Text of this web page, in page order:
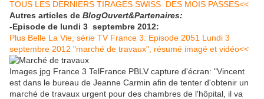
TOUS LES DERNIERS TIRAGES SWISS DES MOIS PASSES<<
Autres articles de BlogOuvert&Partenaires:
-Episode de lundi 3 septembre 2012:
Plus Belle La Vie, série TV France 3: Episode 2051 Lundi 3
septembre 2012 "marché de travaux", résumé imagé et vidéo<<
Images jpg France 3 TelFrance PBLV capture d'écran: "Vincent
est dans le bureau de Jeanne Carmin afin de tenter d'obtenir un
marché de travaux urgent pour des chambres de l'hôpital, il va